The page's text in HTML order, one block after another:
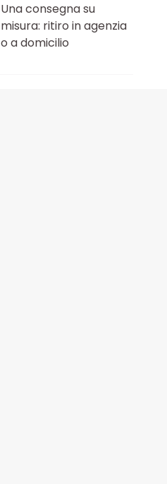
Una consegna su
misura: ritiro in agenzia
o a domicilio